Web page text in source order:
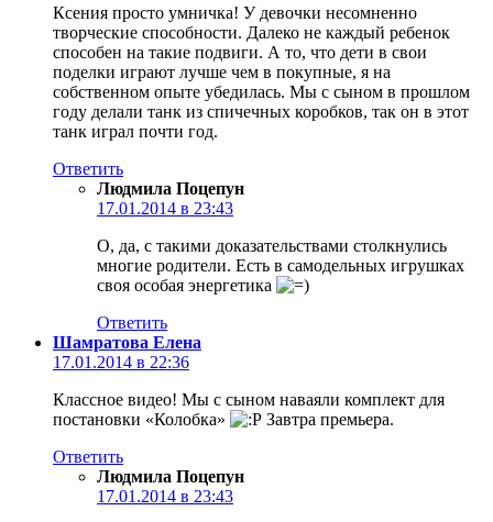
Ксения просто умничка! У девочки несомненно
творческие способности. Далеко не каждый ребенок
способен на такие подвиги. А то, что дети в свои
поделки играют лучше чем в покупные, я на
собственном опыте убедилась. Мы с сыном в прошлом
году делали танк из спичечных коробков, так он в этот
танк играл почти год.
Ответить
Людмила Поцепун
17.01.2014 в 23:43
О, да, с такими доказательствами столкнулись
многие родители. Есть в самодельных игрушках
своя особая энергетика
Ответить
Шамратова Елена
17.01.2014 в 22:36
Классное видео! Мы с сыном наваяли комплект для
постановки «Колобка»
Завтра премьера.
Ответить
Людмила Поцепун
17.01.2014 в 23:43